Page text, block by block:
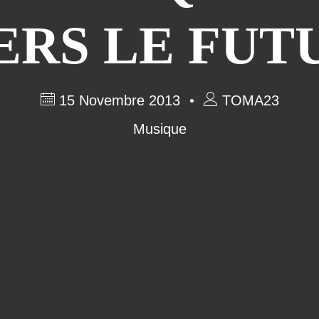
LE
15 Novembre 2013
TOMA23
Musique